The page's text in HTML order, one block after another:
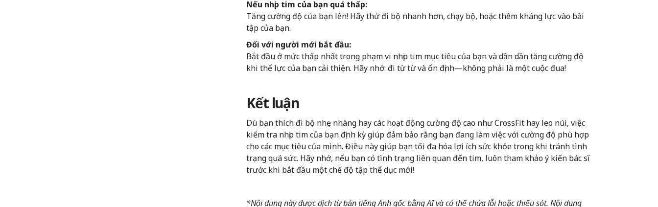
Nếu nhịp tim của bạn quá thấp:
Tăng cường độ của bạn lên! Hãy thử đi bộ nhanh hơn, chạy bộ, hoặc thêm kháng lực vào bài
tập của bạn.
Đối với người mới bắt đầu:
Bắt đầu ở mức thấp nhất trong phạm vi nhịp tim mục tiêu của bạn và dần dần tăng cường độ
khi thể lực của bạn cải thiện. Hãy nhớ: đi từ từ và ổn định—không phải là một cuộc đua!
Kết luận
Dù bạn thích đi bộ nhẹ nhàng hay các hoạt động cường độ cao như CrossFit hay leo núi, việc
kiểm tra nhịp tim của bạn định kỳ giúp đảm bảo rằng bạn đang làm việc với cường độ phù hợp
cho các mục tiêu của mình. Điều này giúp bạn tối đa hóa lợi ích sức khỏe trong khi tránh tình
trạng quá sức. Hãy nhớ, nếu bạn có tình trạng liên quan đến tim, luôn tham khảo ý kiến bác sĩ
trước khi bắt đầu một chế độ tập thể dục mới!
*Nội dung này được dịch từ bản tiếng Anh gốc bằng AI và có thể chứa lỗi hoặc thiếu sót. Nội dung